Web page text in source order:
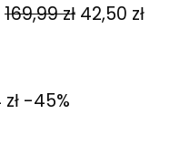
169,99 zł 42,50 zł
zł -45%